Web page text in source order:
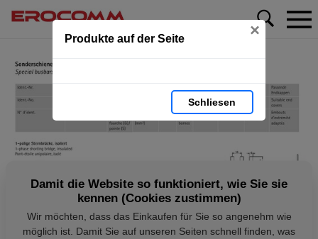
Produkte auf der Seite ×
Schliesen
Damit die Website so funktioniert, wie Sie sie
kennen (Cookies zustimmen)
Wir möchten, dass das Einkaufen für Sie so angenehm wie
möglich ist. Damit Sie auf unseren Seiten schnell finden, was